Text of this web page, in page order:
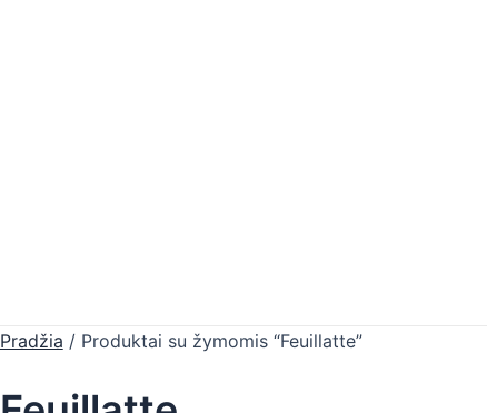
Pradžia / Produktai su žymomis “Feuillatte”